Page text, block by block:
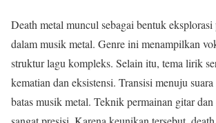
Death metal muncul sebagai bentuk
dalam musik metal. Genre ini menampilkan
struktur lagu kompleks. Selain itu, tema lirik
kematian dan eksistensi. Transisi menuju
batas musik metal. Teknik permainan gitar